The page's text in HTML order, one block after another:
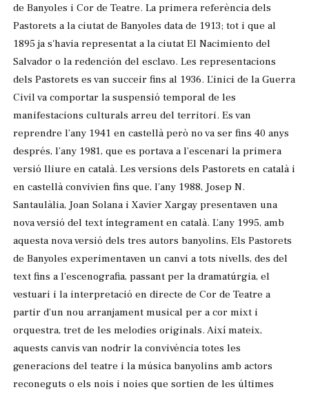
de Banyoles i Cor de Teatre. La primera referència dels
Pastorets a la ciutat de Banyoles data de 1913; tot i que al
1895 ja s'havia representat a la ciutat El Nacimiento del
Salvador o la redención del esclavo. Les representacions
dels Pastorets es van succeir fins al 1936. L’inici de la Guerra
Civil va comportar la suspensió temporal de les
manifestacions culturals arreu del territori. Es van
reprendre l’any 1941 en castellà però no va ser fins 40 anys
després, l’any 1981, que es portava a l’escenari la primera
versió lliure en català. Les versions dels Pastorets en català i
en castellà convivien fins que, l’any 1988, Josep N.
Santaulàlia, Joan Solana i Xavier Xargay presentaven una
nova versió del text íntegrament en català. L’any 1995, amb
aquesta nova versió dels tres autors banyolins, Els Pastorets
de Banyoles experimentaven un canvi a tots nivells, des del
text fins a l’escenografia, passant per la dramatúrgia, el
vestuari i la interpretació en directe de Cor de Teatre a
partir d’un nou arranjament musical per a cor mixt i
orquestra, tret de les melodies originals. Així mateix,
aquests canvis van nodrir la convivència totes les
generacions del teatre i la música banyolins amb actors
reconeguts o els nois i noies que sortien de les últimes